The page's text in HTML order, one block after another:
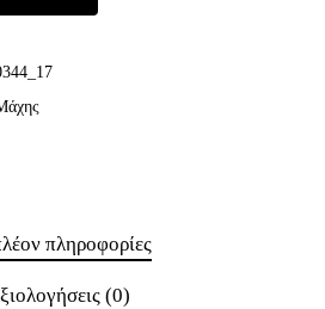
πληροφορίες
(0)